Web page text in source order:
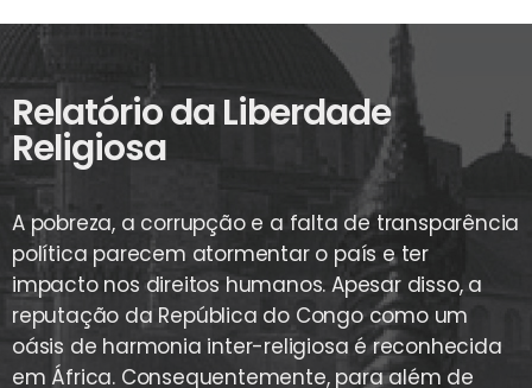
Relatório da Liberdade
Religiosa
A pobreza, a corrupção e a falta de transparência
política parecem atormentar o país e ter
impacto nos direitos humanos. Apesar disso, a
reputação da República do Congo como um
oásis de harmonia inter-religiosa é reconhecida
em África. Consequentemente, para além de